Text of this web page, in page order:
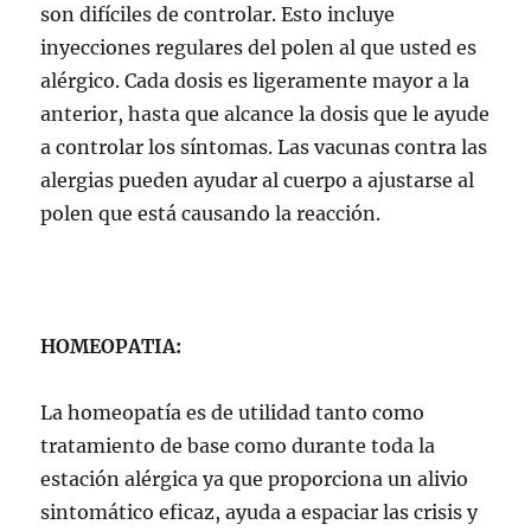
son difíciles de controlar. Esto incluye
inyecciones regulares del polen al que usted es
alérgico. Cada dosis es ligeramente mayor a la
anterior, hasta que alcance la dosis que le ayude
a controlar los síntomas. Las vacunas contra las
alergias pueden ayudar al cuerpo a ajustarse al
polen que está causando la reacción.
HOMEOPATIA:
La homeopatía es de utilidad tanto como
tratamiento de base como durante toda la
estación alérgica ya que proporciona un alivio
sintomático eficaz, ayuda a espaciar las crisis y